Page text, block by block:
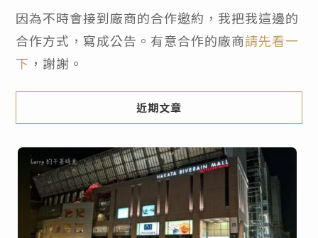
因為不時會接到廠商的合作邀約，我把我這邊的
合作方式，寫成公告。有意合作的廠商請先看一
下 ，謝謝。
近期文章